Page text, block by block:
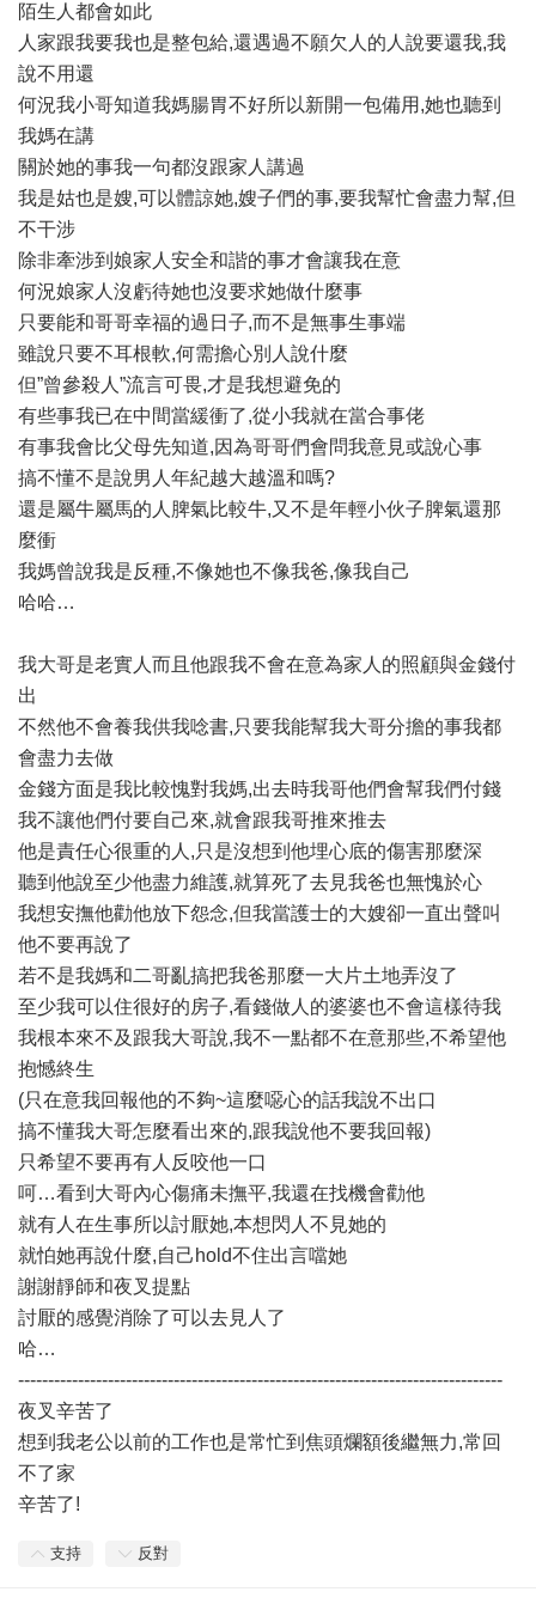
陌生人都會如此
人家跟我要我也是整包給,還遇過不願欠人的人說要還我,我
說不用還
何況我小哥知道我媽腸胃不好所以新開一包備用,她也聽到
我媽在講
關於她的事我一句都沒跟家人講過
我是姑也是嫂,可以體諒她,嫂子們的事,要我幫忙會盡力幫,但
不干涉
除非牽涉到娘家人安全和諧的事才會讓我在意
何況娘家人沒虧待她也沒要求她做什麼事
只要能和哥哥幸福的過日子,而不是無事生事端
雖說只要不耳根軟,何需擔心別人說什麼
但”曾參殺人”流言可畏,才是我想避免的
有些事我已在中間當緩衝了,從小我就在當合事佬
有事我會比父母先知道,因為哥哥們會問我意見或說心事
搞不懂不是說男人年紀越大越溫和嗎?
還是屬牛屬馬的人脾氣比較牛,又不是年輕小伙子脾氣還那
麼衝
我媽曾說我是反種,不像她也不像我爸,像我自己
哈哈…
我大哥是老實人而且他跟我不會在意為家人的照顧與金錢付
出
不然他不會養我供我唸書,只要我能幫我大哥分擔的事我都
會盡力去做
金錢方面是我比較愧對我媽,出去時我哥他們會幫我們付錢
我不讓他們付要自己來,就會跟我哥推來推去
他是責任心很重的人,只是沒想到他埋心底的傷害那麼深
聽到他說至少他盡力維護,就算死了去見我爸也無愧於心
我想安撫他勸他放下怨念,但我當護士的大嫂卻一直出聲叫
他不要再說了
若不是我媽和二哥亂搞把我爸那麼一大片土地弄沒了
至少我可以住很好的房子,看錢做人的婆婆也不會這樣待我
我根本來不及跟我大哥說,我不一點都不在意那些,不希望他
抱憾終生
(只在意我回報他的不夠~這麼噁心的話我說不出口
搞不懂我大哥怎麼看出來的,跟我說他不要我回報)
只希望不要再有人反咬他一口
呵…看到大哥內心傷痛未撫平,我還在找機會勸他
就有人在生事所以討厭她,本想閃人不見她的
就怕她再說什麼,自己hold不住出言噹她
謝謝靜師和夜叉提點
討厭的感覺消除了可以去見人了
哈…
---------------------------------------------------------------------------------
夜叉辛苦了
想到我老公以前的工作也是常忙到焦頭爛額後繼無力,常回
不了家
辛苦了!
支持 反對